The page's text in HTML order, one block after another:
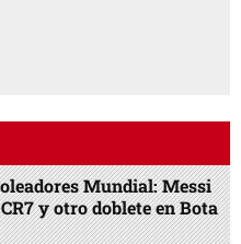
Mundial: Messi
y otro doblete en Bota